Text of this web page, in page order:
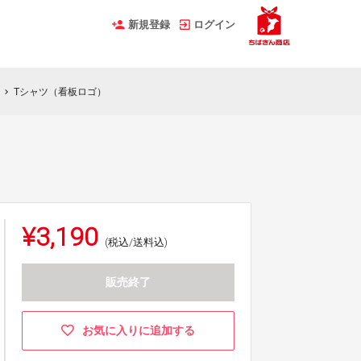
新規登録 ログイン
chevron_right Tシャツ（看板ロゴ）
¥3,190 (税込/送料込)
販売終了
お気に入りに追加する